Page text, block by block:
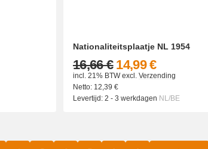
Nationaliteitsplaatje NL 1954
14,99 €
16,66 €
incl. 21% BTWexcl. Verzending
Netto: 12,39 €
Levertijd: 2 - 3 werkdagen NL/BE